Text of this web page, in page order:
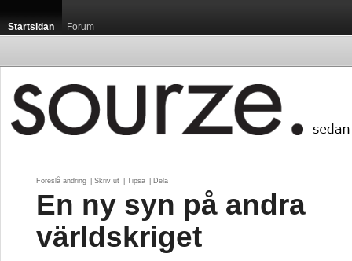
Startsidan Forum
Föreslå ändring Skriv ut Tipsa Dela
En ny syn på andra
världskriget